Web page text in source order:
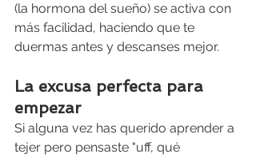
(la hormona del sueño) se activa con
más facilidad, haciendo que te
duermas antes y descanses mejor.
La excusa perfecta para
empezar
Si alguna vez has querido aprender a
tejer pero pensaste "uff, qué